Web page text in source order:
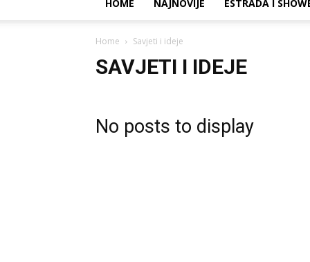
HOME NAJNOVIJE ESTRADA I
Home Savjeti i ideje
SAVJETI I IDEJE
No posts to display